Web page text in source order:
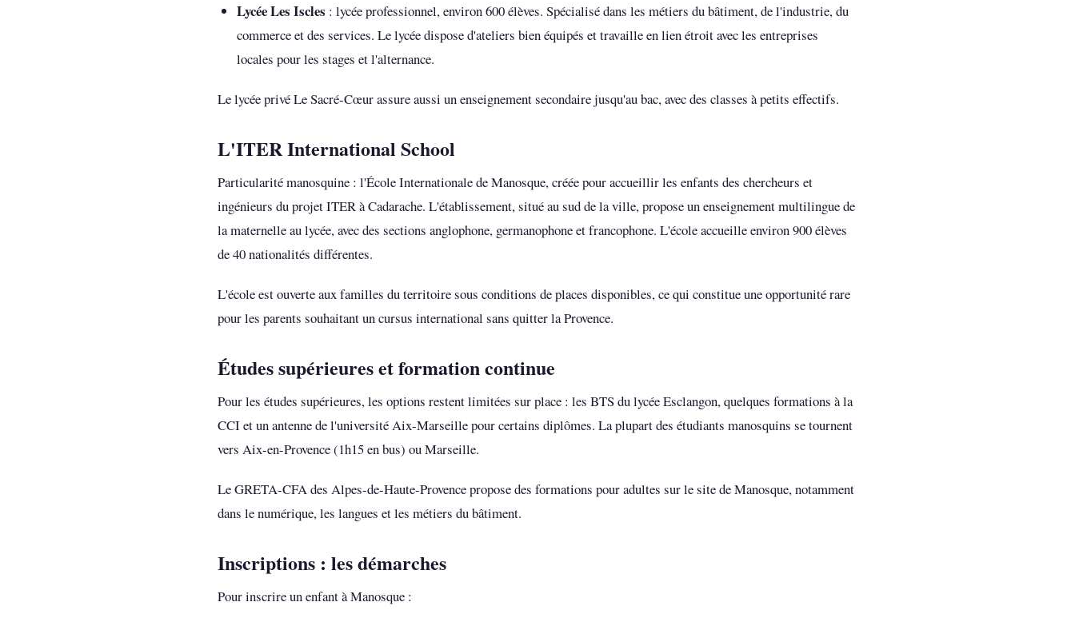
Lycée Les Iscles : lycée professionnel, environ 600 élèves. Spécialisé dans les métiers du bâtiment, de l'industrie, du
commerce et des services. Le lycée dispose d'ateliers bien équipés et travaille en lien étroit avec les entreprises
locales pour les stages et l'alternance.
Le lycée privé Le Sacré-Cœur assure aussi un enseignement secondaire jusqu'au bac, avec des classes à petits effectifs.
L'ITER International School
Particularité manosquine : l'École Internationale de Manosque, créée pour accueillir les enfants des chercheurs et
ingénieurs du projet ITER à Cadarache. L'établissement, situé au sud de la ville, propose un enseignement multilingue de
la maternelle au lycée, avec des sections anglophone, germanophone et francophone. L'école accueille environ 900 élèves
de 40 nationalités différentes.
L'école est ouverte aux familles du territoire sous conditions de places disponibles, ce qui constitue une opportunité rare
pour les parents souhaitant un cursus international sans quitter la Provence.
Études supérieures et formation continue
Pour les études supérieures, les options restent limitées sur place : les BTS du lycée Esclangon, quelques formations à la
CCI et un antenne de l'université Aix-Marseille pour certains diplômes. La plupart des étudiants manosquins se tournent
vers Aix-en-Provence (1h15 en bus) ou Marseille.
Le GRETA-CFA des Alpes-de-Haute-Provence propose des formations pour adultes sur le site de Manosque, notamment
dans le numérique, les langues et les métiers du bâtiment.
Inscriptions : les démarches
Pour inscrire un enfant à Manosque :